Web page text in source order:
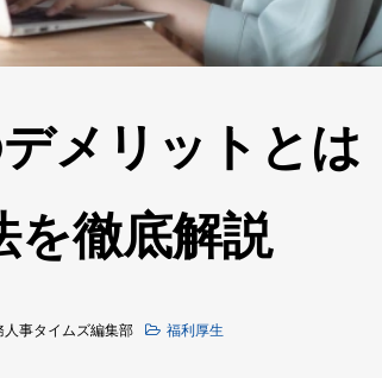
メリットとは
を徹底解説
人事タイムズ編集部 福利厚生